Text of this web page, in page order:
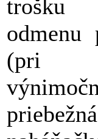
trošku
odmenu
(pri